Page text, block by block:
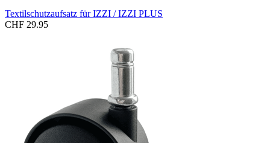
Textilschutzaufsatz für IZZI / IZZI PLUS
CHF 29.95